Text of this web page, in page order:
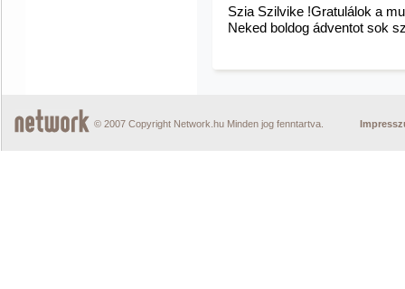
Szia Szilvike !Gratulálok a
Neked boldog ádventot sok
© 2007 Copyright Network.hu Minden jog fenntartva.